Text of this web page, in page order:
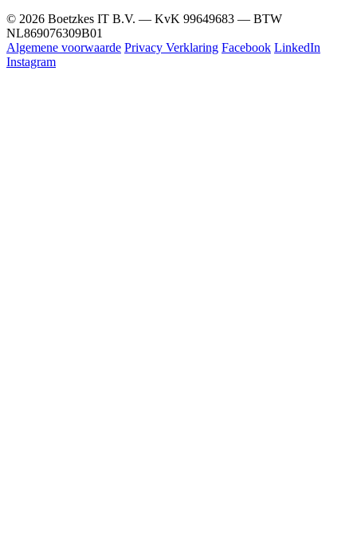
© 2026 Boetzkes IT B.V. — KvK 99649683 — BTW
NL869076309B01
Algemene voorwaarde Privacy Verklaring Facebook LinkedIn
Instagram